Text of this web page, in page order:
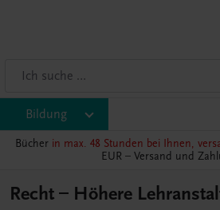
Bildung
Bücher in max. 48 Stunden bei Ihnen,
EUR – Versand und
Recht – Höhere